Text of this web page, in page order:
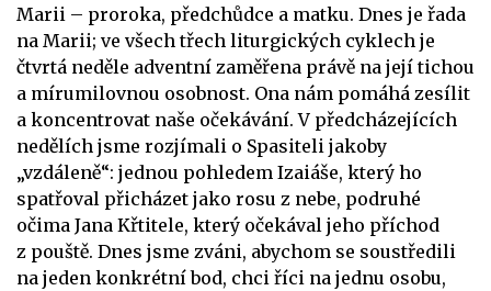
Marii – proroka, předchůdce a matku. Dnes je řada
na Marii; ve všech třech liturgických cyklech je
čtvrtá neděle adventní zaměřena právě na její tichou
a mírumilovnou osobnost. Ona nám pomáhá zesílit
a koncentrovat naše očekávání. V předcházejících
nedělích jsme rozjímali o Spasiteli jakoby
„vzdáleně“: jednou pohledem Izaiáše, který ho
spatřoval přicházet jako rosu z nebe, podruhé
očima Jana Křtitele, který očekával jeho příchod
z pouště. Dnes jsme zváni, abychom se soustředili
na jeden konkrétní bod, chci říci na jednu osobu,